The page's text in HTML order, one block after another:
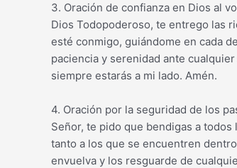
3. Oración de confianza en Dios al
Dios Todopoderoso, te entrego las
esté conmigo, guiándome en cada
paciencia y serenidad ante
siempre estarás a mi lado. Amén.
4. Oración por la seguridad de los
Señor, te pido que bendigas a
tanto a los que se encuentren
envuelva y los resguarde de